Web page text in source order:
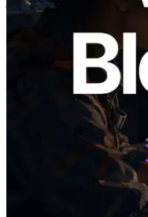
विज़ुअलाइज़ेशन